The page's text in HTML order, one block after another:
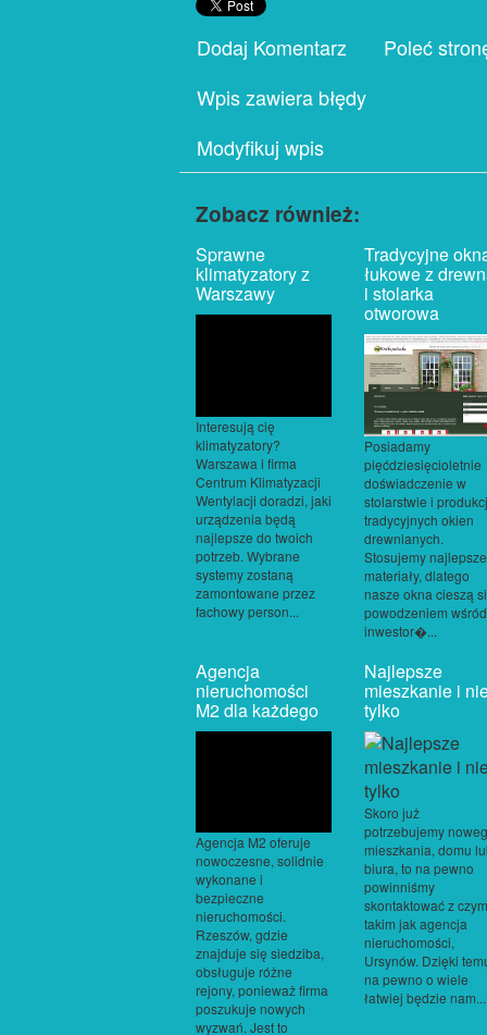
Dodaj Komentarz
Poleć
Wpis zawiera błędy
Modyfikuj wpis
Zobacz również:
Sprawne
klimatyzatory z
Warszawy
Interesują cię
klimatyzatory?
Warszawa i firma
Centrum Klimatyzacji
Wentylacji doradzi, jaki
urządzenia będą
najlepsze do twoich
potrzeb. Wybrane
systemy zostaną
zamontowane przez
fachowy person...
Tradycyjne
łukowe z
i stolarka
otworowa
Posiadamy
pięćdziesięcioletnie
doświadczenie w
stolarstwie i
tradycyjnych okien
drewnianych.
Stosujemy najlepsze
materiały, dlatego
nasze okna cieszą
powodzeniem wśród
inwestor�...
Agencja
nieruchomości
M2 dla każdego
Agencja M2 oferuje
nowoczesne, solidnie
wykonane i
bezpieczne
nieruchomości.
Rzeszów, gdzie
znajduje się siedziba,
obsługuje różne
rejony, ponieważ firma
poszukuje nowych
wyzwań. Jest to
Najlepsze
mieszkanie i
tylko
Skoro już
potrzebujemy
mieszkania, domu
biura, to na pewno
powinniśmy
skontaktować z
takim jak agencja
nieruchomości,
Ursynów. Dzięki
na pewno o wiele
łatwiej będzie nam...